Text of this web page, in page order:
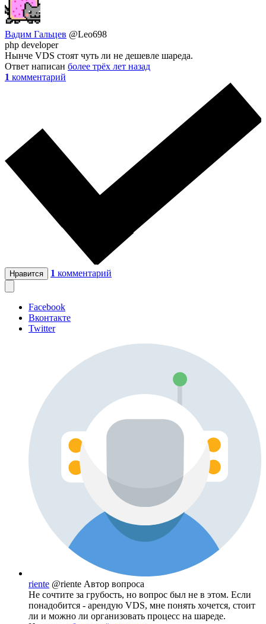
Вадим Гальцев @Leo698
php developer
Нынче VDS стоят чуть ли не дешевле шареда.
Ответ написан более трёх лет назад
1 комментарий
Нравится 1 комментарий
Facebook
Вконтакте
Twitter
riente @riente Автор вопроса
Не сочтите за грубость, но вопрос был не в этом. Если
понадобится - арендую VDS, мне понять хочется, стоит
ли и можно ли организовать процесс на шареде.